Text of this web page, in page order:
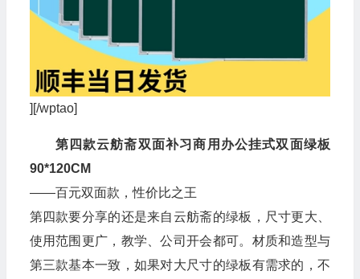
][/wptao]
第四款云舫斋双面补习商用办公挂式双面绿板
90*120CM
——百元双面款，性价比之王
第四款要分享的还是来自云舫斋的绿板，尺寸更大、
使用范围更广，教学、公司开会都可。材质和造型与
第三款基本一致，如果对大尺寸的绿板有需求的，不